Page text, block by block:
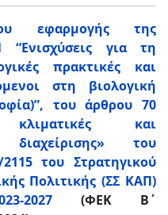
εφαρμογής της
“Ενισχύσεις για τη
πρακτικές και
στη βιολογική
του άρθρου 70
κλιματικές και
»του
του Στρατηγικού
Πολιτικής (ΣΣ ΚΑΠ)
2027 (ΦΕΚ Β΄